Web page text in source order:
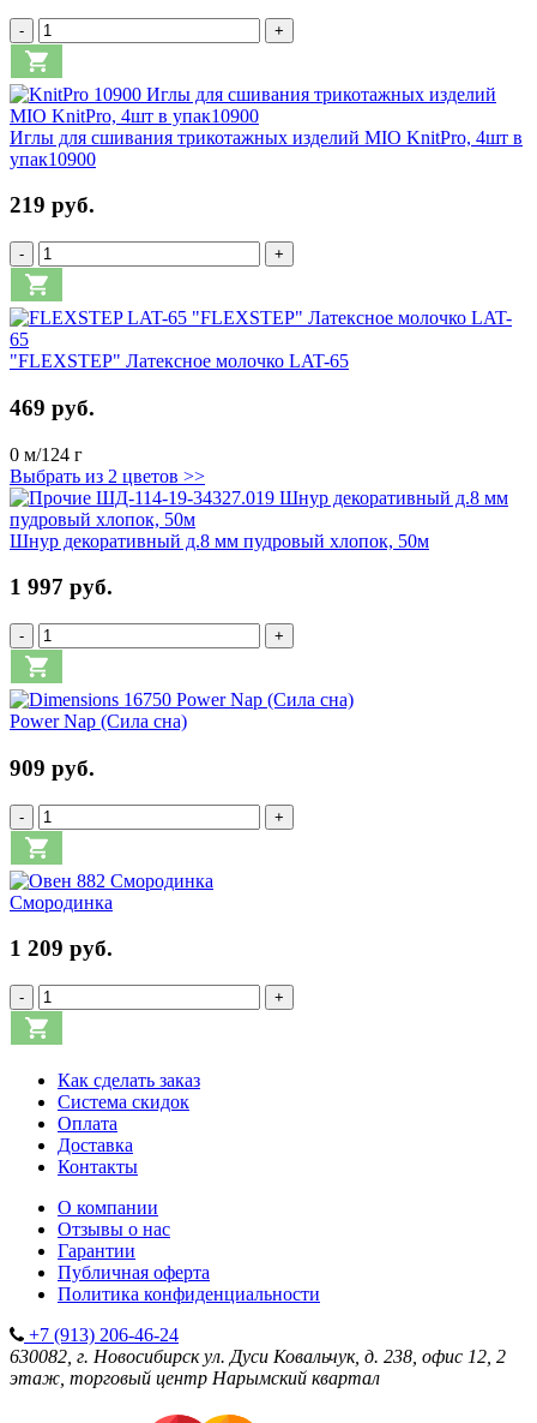
- +
Иглы для сшивания трикотажных изделий MIO KnitPro, 4шт в
упак10900
219 руб.
- +
"FLEXSTEP" Латексное молочко LAT-65
469 руб.
0 м/124 г
Выбрать из 2 цветов >>
Шнур декоративный д.8 мм пудровый хлопок, 50м
1 997 руб.
- +
Power Nap (Сила сна)
909 руб.
- +
Смородинка
1 209 руб.
- +
Как сделать заказ
Система скидок
Оплата
Доставка
Контакты
О компании
Отзывы о нас
Гарантии
Публичная оферта
Политика конфиденциальности
+7 (913) 206-46-24
630082, г. Новосибирск ул. Дуси Ковальчук, д. 238, офис 12, 2
этаж, торговый центр Нарымский квартал